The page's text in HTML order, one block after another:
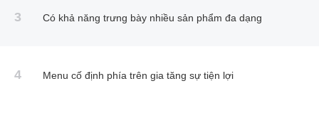
3 Có khả năng trưng bày nhiều sản phẩm đa dạng
4 Menu cố định phía trên gia tăng sự tiện lợi